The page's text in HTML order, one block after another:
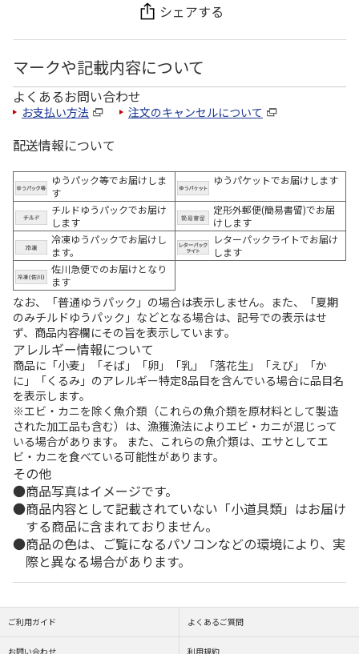
シェアする
マークや記載内容について
よくあるお問い合わせ
お支払い方法 注文のキャンセルについて
配送情報について
ゆうパック等でお届けしま
す
ゆうパケットでお届けします
チルドゆうパックでお届け
します
定形外郵便(簡易書留)でお届
けします
冷凍ゆうパックでお届けし
ます。
レターパックライトでお届け
します
佐川急便でのお届けとなり
ます
なお、「普通ゆうパック」の場合は表示しません。また、「夏期
のみチルドゆうパック」などとなる場合は、記号での表示はせ
ず、商品内容欄にその旨を表示しています。
アレルギー情報について
商品に「小麦」「そば」「卵」「乳」「落花生」「えび」「か
に」「くるみ」のアレルギー特定8品目を含んでいる場合に品目名
を表示します。
※エビ・カニを除く魚介類（これらの魚介類を原材料として製造
された加工品も含む）は、漁獲漁法によりエビ・カニが混じって
いる場合があります。 また、これらの魚介類は、エサとしてエ
ビ・カニを食べている可能性があります。
その他
商品写真はイメージです。
商品内容として記載されていない「小道具類」はお届け
する商品に含まれておりません。
商品の色は、ご覧になるパソコンなどの環境により、実
際と異なる場合があります。
ご利用ガイド よくあるご質問
お問い合わせ 利用規約